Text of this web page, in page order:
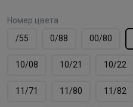
Номер цвета
/55
0/88 00/80
10/08 10/21 10/22
11/71 11/80 11/82